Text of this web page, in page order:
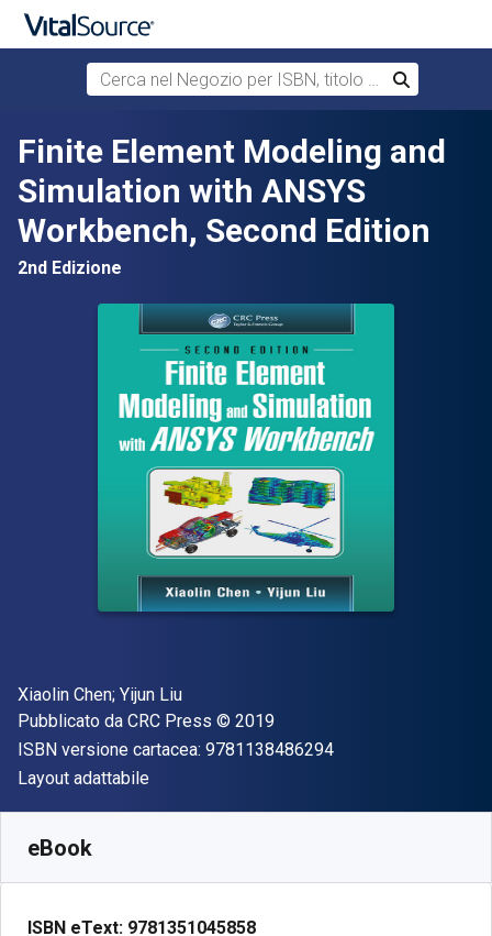
Passa al contenuto principale
Cerca nel Negozio per ISBN, titolo o autore
Cerca
Finite Element Modeling and
Simulation with ANSYS
Workbench, Second Edition
2nd Edizione
Autore(i)
Xiaolin Chen; Yijun Liu
Editore
Pubblicato da CRC Press Copyright
© 2019
ISBN versione cartacea: 9781138486294"ISBN-13
Formato
Layout adattabile
eBook
ISBN eText: 9781351045858